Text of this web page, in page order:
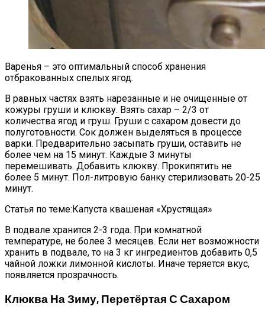
Варенья – это оптимальный способ хранения
отбракованных спелых ягод.
В равных частях взять нарезанные и не очищенные от
кожуры груши и клюкву. Взять сахар – 2/3 от
количества ягод и груш. Груши с сахаром довести до
полуготовности. Сок должен выделяться в процессе
варки. Предварительно засыпать груши, оставить не
более чем на 15 минут. Каждые 3 минуты
перемешивать. Добавить клюкву. Прокипятить не
более 5 минут. Пол-литровую банку стерилизовать 20-25
минут.
Статья по теме:Капуста квашеная «Хрустящая»
В подвале хранится 2-3 года. При комнатной
температуре, не более 3 месяцев. Если нет возможности
хранить в подвале, то на 3 кг ингредиентов добавить 0,5
чайной ложки лимонной кислоты. Иначе теряется вкус,
появляется прозрачность.
Клюква На Зиму, Перетёртая С Сахаром